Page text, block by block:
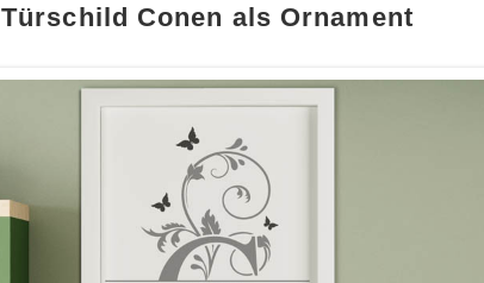
Türschild Conen als Ornament